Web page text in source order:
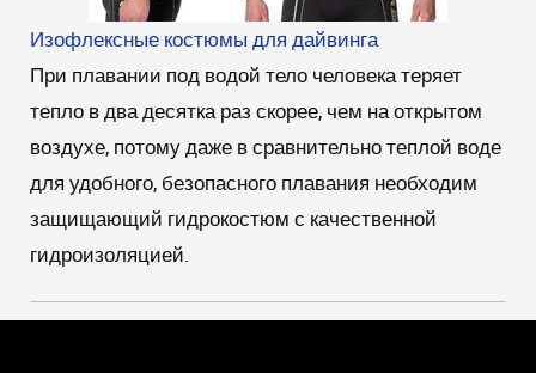
Изофлексные костюмы для дайвинга
При плавании под водой тело человека теряет
тепло в два десятка раз скорее, чем на открытом
воздухе, потому даже в сравнительно теплой воде
для удобного, безопасного плавания необходим
защищающий гидрокостюм с качественной
гидроизоляцией.